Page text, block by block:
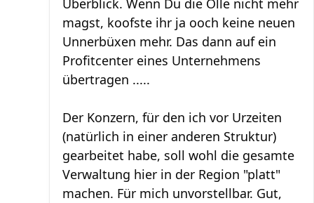
Überblick. Wenn Du die Olle nicht mehr
magst, koofste ihr ja ooch keine neuen
Unnerbüxen mehr. Das dann auf ein
Profitcenter eines Unternehmens
übertragen .....
Der Konzern, für den ich vor Urzeiten
(natürlich in einer anderen Struktur)
gearbeitet habe, soll wohl die gesamte
Verwaltung hier in der Region "platt"
machen. Für mich unvorstellbar. Gut,